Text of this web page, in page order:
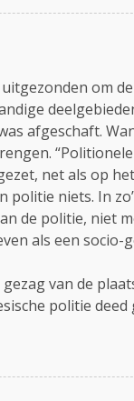
om
afgeschaft.
net als op
politie niets. In
de politie, niet
als een socio-
van de
politie deed